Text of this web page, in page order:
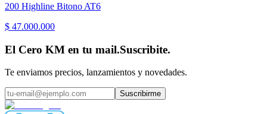
200 Highline Bitono AT6
$ 47.000.000
El Cero KM en tu mail.Suscribite.
Te enviamos precios, lanzamientos y novedades.
Suscribirme